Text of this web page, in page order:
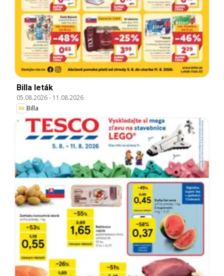
Billa leták
05.08.2026- 11.08.2026
Billa